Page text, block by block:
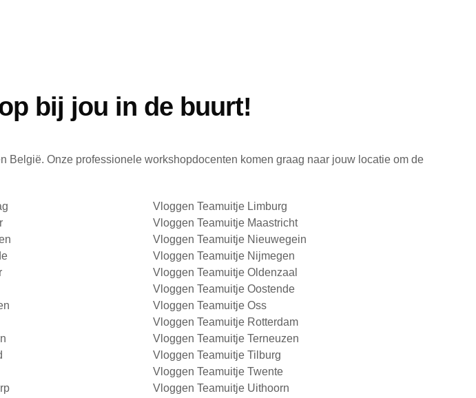
bij jou in de buurt!
Onze professionele workshopdocenten komen graag naar jouw locatie om de
Vloggen Teamuitje Limburg
Vloggen Teamuitje Maastricht
Vloggen Teamuitje Nieuwegein
Vloggen Teamuitje Nijmegen
Vloggen Teamuitje Oldenzaal
Vloggen Teamuitje Oostende
Vloggen Teamuitje Oss
Vloggen Teamuitje Rotterdam
Vloggen Teamuitje Terneuzen
Vloggen Teamuitje Tilburg
Vloggen Teamuitje Twente
Vloggen Teamuitje Uithoorn